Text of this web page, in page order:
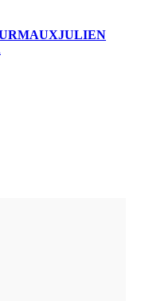
JULIEN